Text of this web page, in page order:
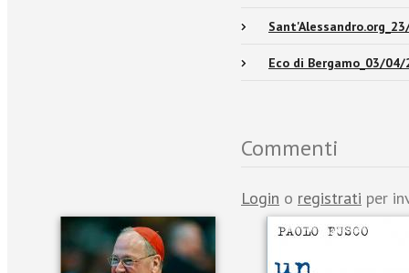
Eco di Bergamo_03/04/
Commenti
Login o registrati per